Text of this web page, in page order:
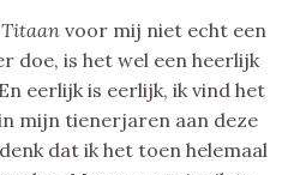
Titaanvoor mij niet echt een
doe, is het wel een heerlijk
eerlijk is eerlijk, ik vind het
mijn tienerjaren aan deze
dat ik het toen helemaal